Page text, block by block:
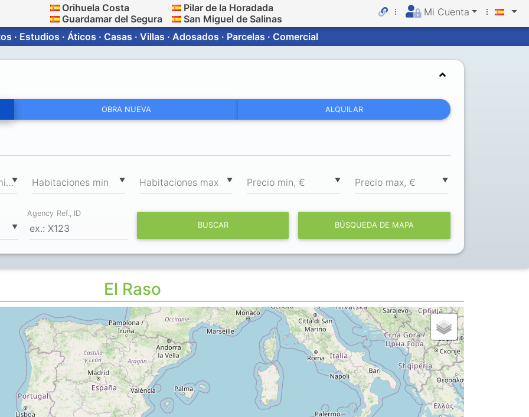
Orihuela Costa
Guardamar del Segura
Pilar de la Horadada
San Miguel de Salinas
Mi Cuenta
· Estudios · Áticos · Casas · Villas · Adosados · Parcelas · Comercial
OBRA NUEVA ALQUILAR
▼
Superficie total min, m ▼
Habitaciones min ▼
Habitaciones max ▼
Precio min, € ▼
Precio max, €
▼
Agency Ref., ID
BUSCAR
BÚSQUEDA DE MAPA
El Raso